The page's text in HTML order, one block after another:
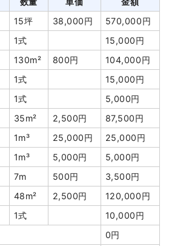
15坪 38,000円
570,000円
1式
15,000円
130m² 800円
104,000円
1式
15,000円
1式
5,000円
35m² 2,500円
87,500円
1m³ 25,000円
25,000円
1m³ 5,000円
5,000円
7m 500円
3,500円
48m² 2,500円
120,000円
1式
10,000円
0円